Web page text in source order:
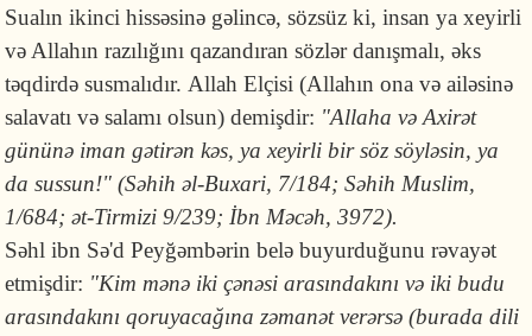
Sualın ikinci hissəsinə gəlincə, sözsüz ki, insan ya xeyirli
və Allahın razılığını qazandıran sözlər danışmalı, əks
təqdirdə susmalıdır. Allah Elçisi (Allahın ona və ailəsinə
salavatı və salamı olsun) demişdir: "Allaha və Axirət
gününə iman gətirən kəs, ya xeyirli bir söz söyləsin, ya
da sussun!" (Səhih əl-Buxari, 7/184; Səhih Muslim,
1/684; ət-Tirmizi 9/239; İbn Məcəh, 3972).
Səhl ibn Sə'd Peyğəmbərin belə buyurduğunu rəvayət
etmişdir: "Kim mənə iki çənə­si arasındakını və iki budu
arasındakını qoruyacağına zəmanət verərsə (burada dili